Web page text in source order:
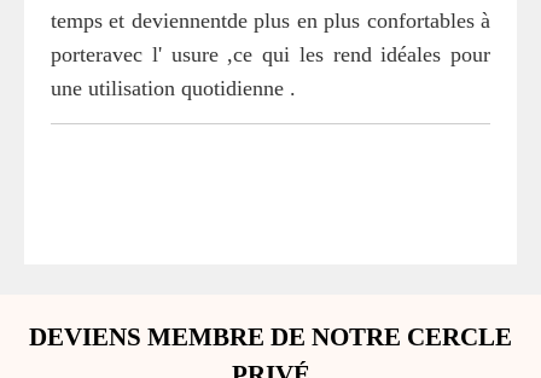
temps et deviennentde plus en plus confortables à
porteravec l' usure ,ce qui les rend idéales pour
une utilisation quotidienne .
DEVIENS MEMBRE DE NOTRE CERCLE